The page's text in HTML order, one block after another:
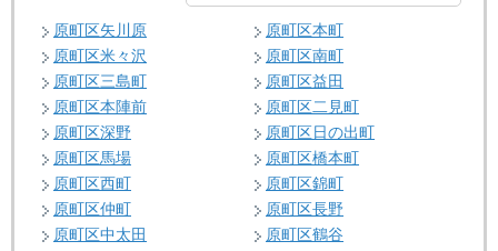
原町区矢川原
原町区本町
原町区米々沢
原町区南町
原町区三島町
原町区益田
原町区本陣前
原町区二見町
原町区深野
原町区日の出町
原町区馬場
原町区橋本町
原町区西町
原町区錦町
原町区仲町
原町区長野
原町区中太田
原町区鶴谷